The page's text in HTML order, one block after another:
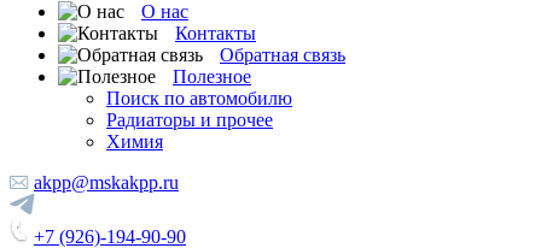
О нас
Контакты
Обратная связь
Полезное
Поиск по автомобилю
Радиаторы и прочее
Химия
akpp@mskakpp.ru
+7 (926)-194-90-90